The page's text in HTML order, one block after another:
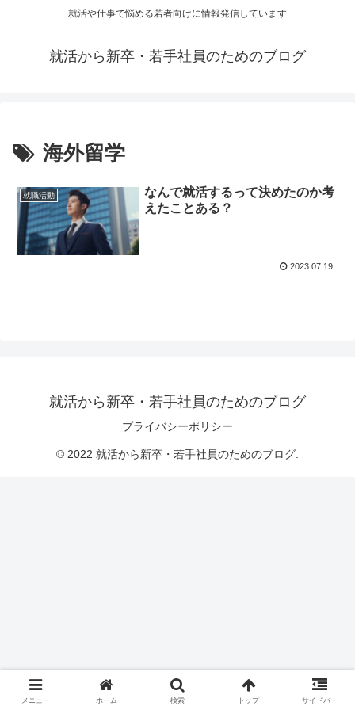
就活や仕事で悩める若者向けに情報発信しています
就活から新卒・若手社員のためのブログ
海外留学
就職活動
なんで就活するって決めたのか考
えたことある？
2023.07.19
就活から新卒・若手社員のためのブログ
プライバシーポリシー
© 2022 就活から新卒・若手社員のためのブログ.
メニュー ホーム 検索 トップ サイドバー